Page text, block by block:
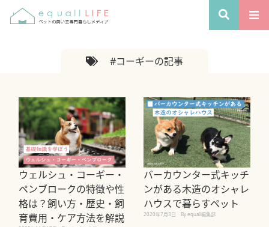
#コーギーの記事
ウェルシュ・コーギー・
ペンブロークの特徴や性
格は？飼い方・歴史・飼
育費用・ケア方法を解説
バーカウンター式キッチ
ンがある木造のオシャレ
ハウスで暮らすペット
2020年7月3日 By equall編集部